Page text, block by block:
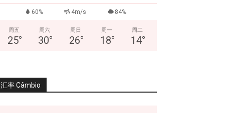
60% 4m/s 84%
周五
25°
周六
30°
周日
26°
周一
18°
周二
14°
汇率 Câmbio